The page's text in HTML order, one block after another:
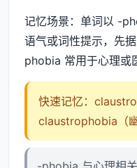
记忆场景：单词以 -
语气或词性提示，先
phobia 常用于心理或
快速记忆：
claustrophobia（幽